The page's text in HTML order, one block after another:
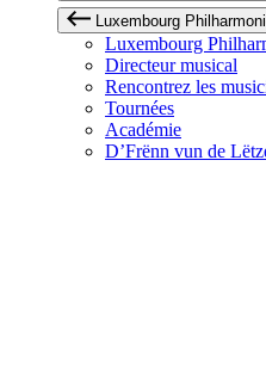
Luxembourg
Luxembourg
Directeur musical
Rencontrez les
Tournées
Académie
D’Frënn vun de